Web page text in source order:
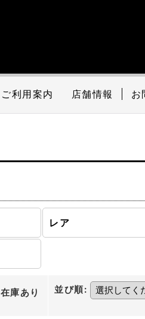
ご利用案内 店舗情報 お
レア
在庫あり 並び順: